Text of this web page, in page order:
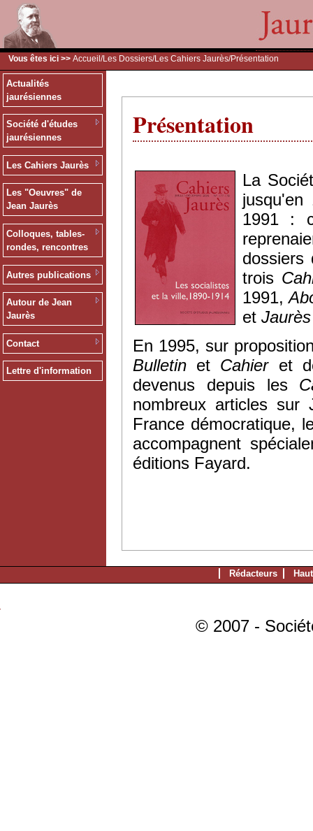
Vous êtes ici >> Accueil /Les Dossiers/Les Cahiers Jaurès/Présentation
Actualités
jaurésiennes
Société d'études
jaurésiennes
Les Cahiers Jaurès
Les "Oeuvres" de
Jean Jaurès
Colloques, tables-
rondes, rencontres
Autres publications
Autour de Jean
Jaurès
Contact
Lettre d'information
Présentation
La
1991 :
dossiers
trois
1991,
et
En 1995, sur
Bulletin et Cahier et
devenus depuis les
nombreux articles
France démocratique,
accompagnent
éditions Fayard.
Rédacteurs
© 2007 -